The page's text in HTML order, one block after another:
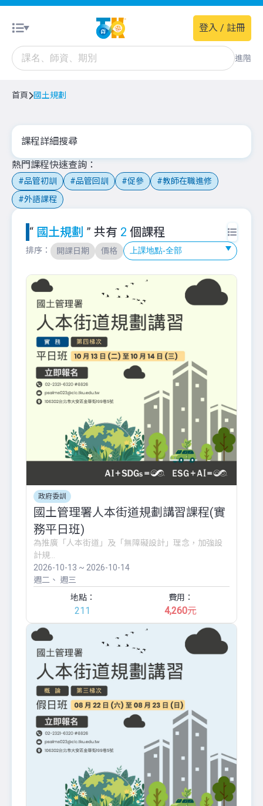
進階
登入 / 註冊
首頁 國土規劃
課程詳細搜尋
熱門課程快速查詢
品管初訓 品管回訓 促參
教師在職進修
外語課程
“ 國土規劃 ” 共有 2 個課程
排序： 開課日期 價格
政府委訓
國土管理署人本街道規劃講習課程(實
務平日班)
為推廣「人本街道」及「無障礙設計」理念，加強設
計規...
2026-10-13 ~ 2026-10-14
週二
週三
地點：
211
費用：
4,260元